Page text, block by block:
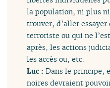
la population, ni plus
trouver, d’aller
terroriste ou qui ne
après, les actions
les accès ou, etc.
Luc :Dans le principe,
noires devraient